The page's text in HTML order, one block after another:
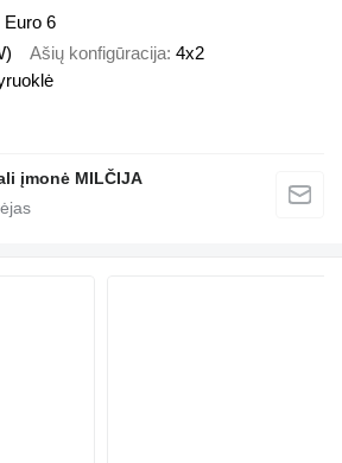
Euro 6
Ašių konfigūracija 4x2
įmonė MILČIJA